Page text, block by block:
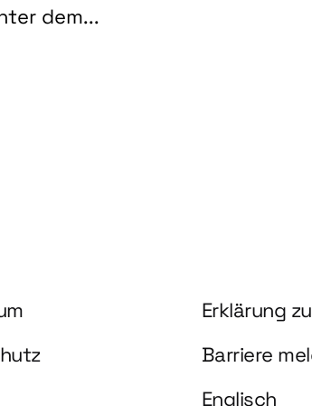
dem...
für biobasierte
Information und
Erklärung
Barriere
Englisch